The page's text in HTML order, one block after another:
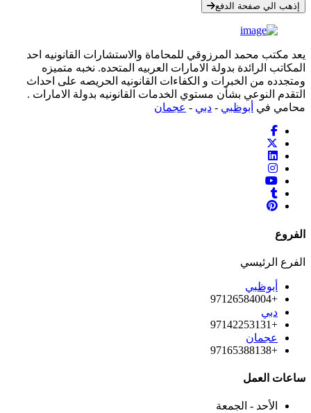
إذهب الي صفحة الدفع
يعد مكتب محمد المرزوقي للمحاماة والاستشارات القانونيه احد
المكاتب الرائدة بدولة الامارات العربيه المتحده. نخبه متميزه
ومتجدده من الخبرات و الكفاءات القانونيه الحريصه على احداث
التقدم النوعي بشأن مستوي الخدمات القانونيه بدولة الامارات .
محامي في أبوظبي - دبي - عجمان
الفروع
الفرع الرئيسي
أبوظبي
+97126584004
دبي
+97142253131
عجمان
+97165388138
ساعات العمل
الأحد - الجمعة